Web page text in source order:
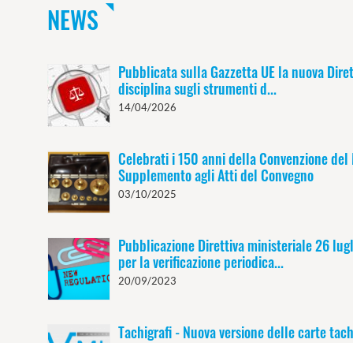
NEWS
Pubblicata sulla Gazzetta UE la nuova
disciplina sugli strumenti d...
14/04/2026
Celebrati i 150 anni della Convenzione
Supplemento agli Atti del Convegno
03/10/2025
Pubblicazione Direttiva ministeriale 26
per la verificazione periodica...
20/09/2023
Tachigrafi - Nuova versione delle carte